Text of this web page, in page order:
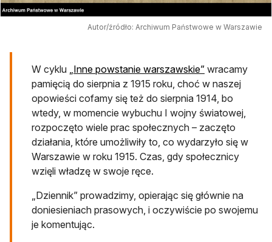
Autor/źródło: Archiwum Państwowe w Warszawie
W cyklu „Inne powstanie warszawskie” wracamy
pamięcią do sierpnia z 1915 roku, choć w naszej
opowieści cofamy się też do sierpnia 1914, bo
wtedy, w momencie wybuchu I wojny światowej,
rozpoczęto wiele prac społecznych – zaczęto
działania, które umożliwiły to, co wydarzyło się w
Warszawie w roku 1915. Czas, gdy społecznicy
wzięli władzę w swoje ręce.
„Dziennik” prowadzimy, opierając się głównie na
doniesieniach prasowych, i oczywiście po swojemu
je komentując.